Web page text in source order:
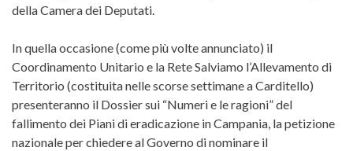
della Camera dei Deputati.
In quella occasione (come più volte annunciato) il
Coordinamento Unitario e la Rete Salviamo l’Allevamento di
Territorio (costituita nelle scorse settimane a Carditello)
presenteranno il Dossier sui “Numeri e le ragioni” del
fallimento dei Piani di eradicazione in Campania, la petizione
nazionale per chiedere al Governo di nominare il